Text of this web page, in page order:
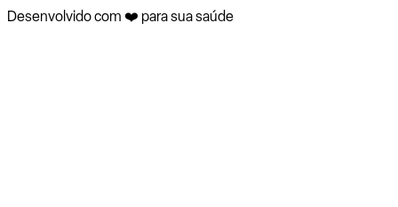
Desenvolvido com ❤️ para sua saúde